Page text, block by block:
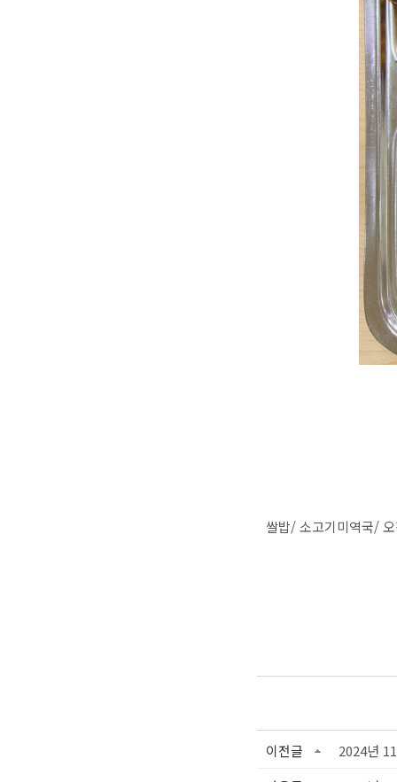
쌀밥/ 소고기미역국/
이전글
2024년